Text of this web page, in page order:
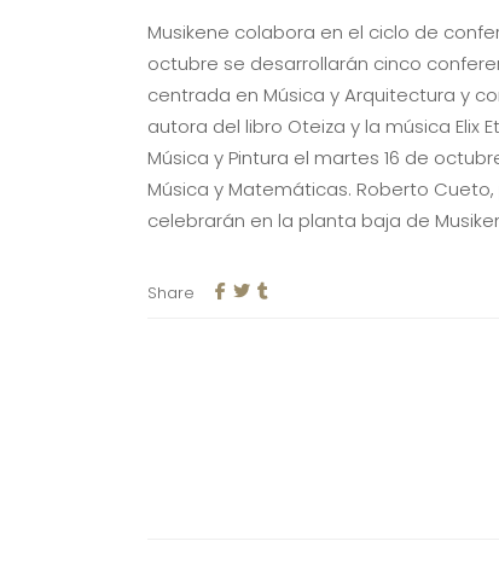
Musikene colabora en el ciclo de
octubre se desarrollarán cinco
centrada en Música y Arquitectura y
autora del libro Oteiza y la música Elix
Música y Pintura el martes 16 de
Música y Matemáticas. Roberto
celebrarán en la planta baja de
Share